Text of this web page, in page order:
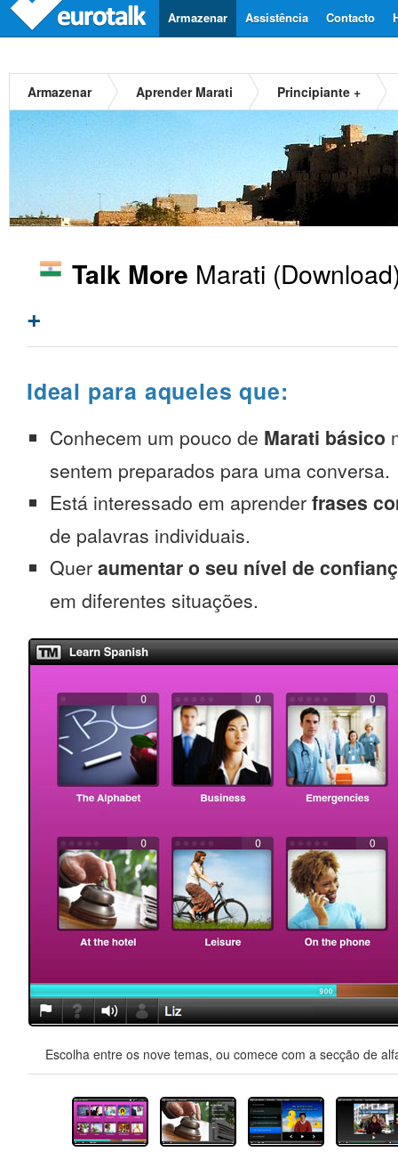
Contacto
Assistência
Armazenar
Armazenar Aprender Marati Principiante +
Talk More Marati
+
Ideal para aqueles que:
Conhecem um pouco de Marati básico
sentem preparados para uma conversa.
Está interessado em aprender frases
de palavras individuais.
Quer aumentar o seu nível de
em diferentes situações.
Escolha entre os nove temas, ou comece com a secção de